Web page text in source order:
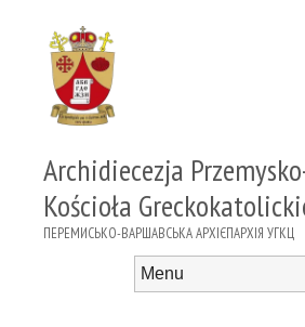
Archidiecezja
Kościoła
ПЕРЕМИСЬКО-ВАРШАВСЬКА АРХІЄПАРХІЯ УГКЦ